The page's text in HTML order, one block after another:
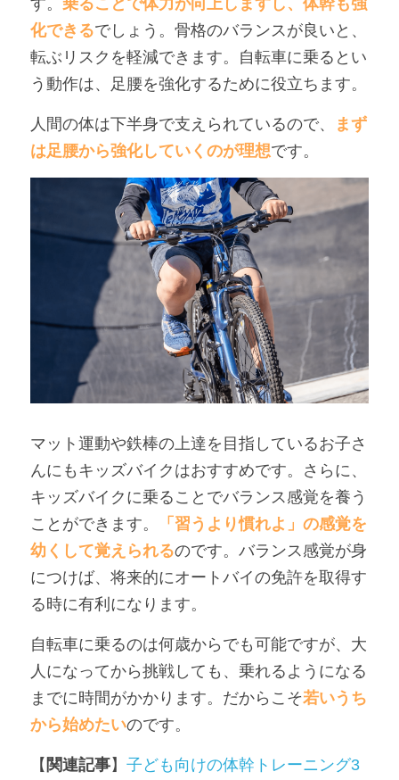
す。 乗ることで体力が向上しますし、体幹も強
化できるでしょう。骨格のバランスが良いと、
転ぶリスクを軽減できます。自転車に乗るとい
う動作は、足腰を強化するために役立ちます。
人間の体は下半身で支えられているので、
まず
は足腰から強化していくのが理想です。
マット運動や鉄棒の上達を目指しているお子さ
んにもキッズバイク はおすすめです。さらに、
キッズバイクに乗ることでバランス感覚を養う
ことができます。
「習うより慣れよ」の感覚を
幼くして覚えられるのです。バランス感覚が身
につけば、将来的にオートバイの免許を取得す
る時に有利になります。
自転車に乗るのは何歳からでも可能ですが、大
人になってから挑戦しても、乗れるようになる
までに時間がかかります。だからこそ若いうち
から始めたいのです。
【 関連記事】 子ども向けの体幹トレーニング3